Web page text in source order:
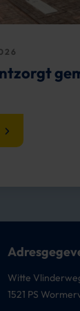
Witte
1521 PS